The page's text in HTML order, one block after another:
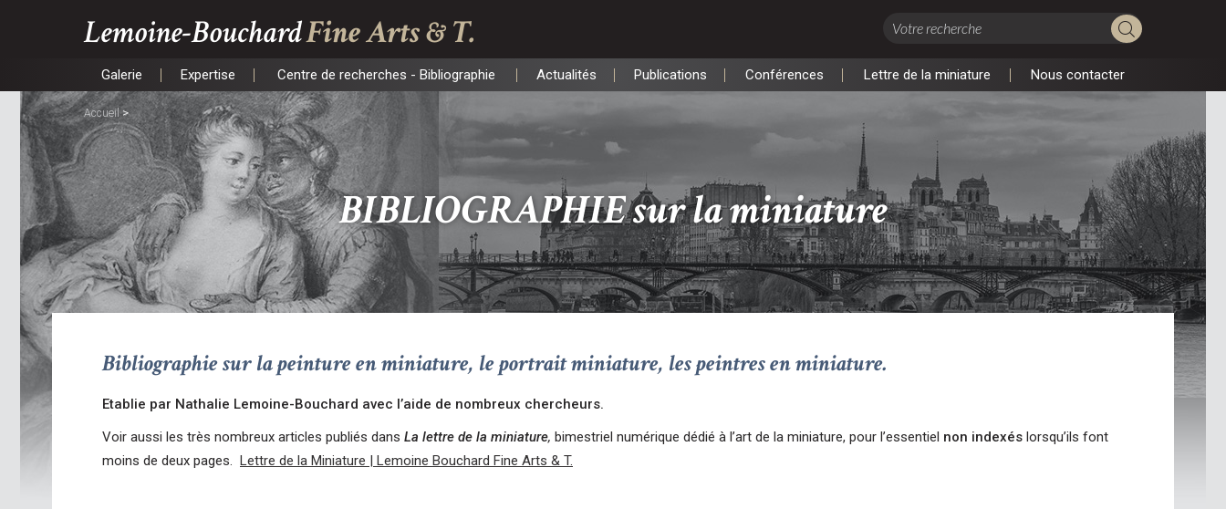
Lemoine-BouchardFine Arts & T.
Galerie
Galerie Expertise
Expertise Centre de recherches - Bibliographie
Centre de recherches - Bibliographie Actualités
Actualités Publications
Publications Conférences
Conférences Lettre de la miniature
Lettre de la miniature Nous contacter
Nous contacter
Accueil >
BIBLIOGRAPHIE sur la miniature
Bibliographie sur la peinture en miniature, le portrait miniature, les peintres en miniature.
Etablie par Nathalie Lemoine-Bouchard avec l’aide de nombreux chercheurs.
Voir aussi les très nombreux articles publiés dans La lettre de la miniature, bimestriel numérique dédié à l’art de la miniature, pour l’essentiel non indexés lorsqu’ils font
moins de deux pages. Lettre de la Miniature | Lemoine Bouchard Fine Arts & T.